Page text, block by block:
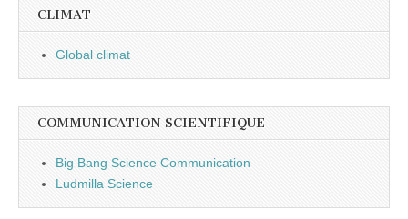
CLIMAT
Global climat
COMMUNICATION SCIENTIFIQUE
Big Bang Science Communication
Ludmilla Science